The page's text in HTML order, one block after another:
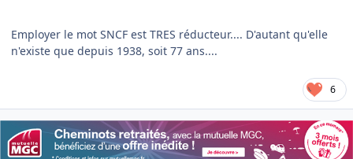
Employer le mot SNCF est TRES réducteur.... D'autant qu'elle
n'existe que depuis 1938, soit 77 ans....
6